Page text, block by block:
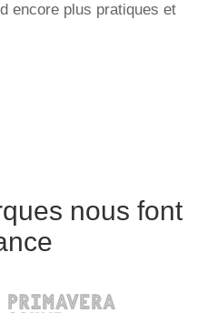
encore plus pratiques et
nous font